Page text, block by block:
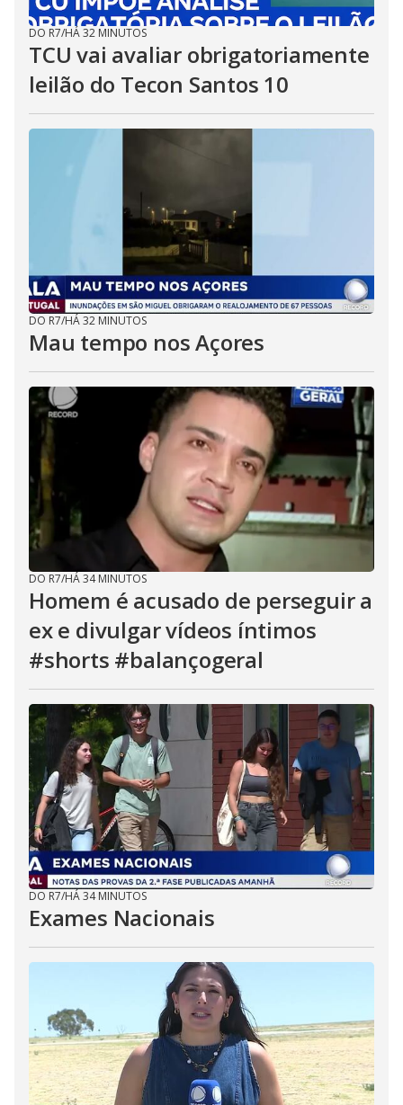
DO R7/HÁ 32 MINUTOS
TCU vai avaliar obrigatoriamente
leilão do Tecon Santos 10
DO R7/HÁ 32 MINUTOS
Mau tempo nos Açores
DO R7/HÁ 34 MINUTOS
Homem é acusado de perseguir a
ex e divulgar vídeos íntimos
#shorts #balançogeral
DO R7/HÁ 34 MINUTOS
Exames Nacionais